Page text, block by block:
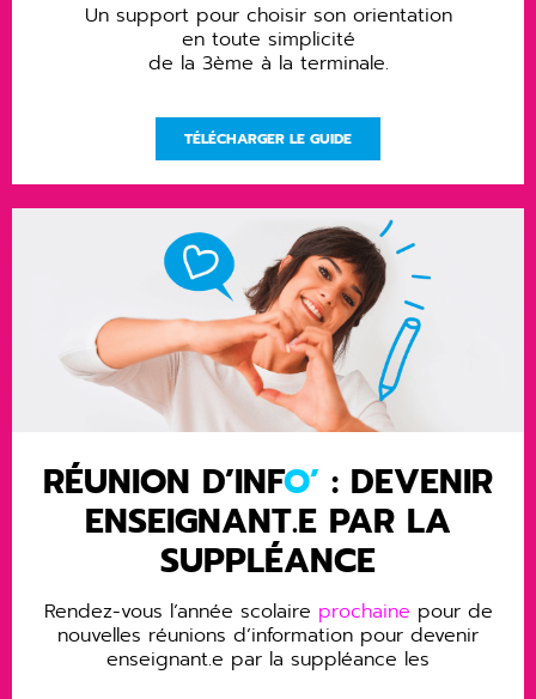
Un support pour choisir son orientation
en toute simplicité
de la 3ème à la terminale.
TÉLÉCHARGER LE GUIDE
RÉUNION D’INFO’ : DEVENIR
ENSEIGNANT.E PAR LA
SUPPLÉANCE
Rendez-vous l’année scolaire prochaine pour de
nouvelles réunions d’information pour devenir
enseignant.e par la suppléance les